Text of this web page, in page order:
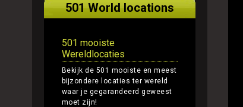
501 World locations
501 mooiste
Wereldlocaties
Bekijk de 501 mooiste en meest
bijzondere locaties ter wereld
waar je gegarandeerd geweest
moet zijn!